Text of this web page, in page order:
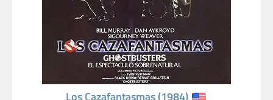
Los Cazafantasmas (1984)